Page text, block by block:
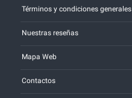
Términos y condiciones
Nuestras reseñas
Mapa Web
Contactos